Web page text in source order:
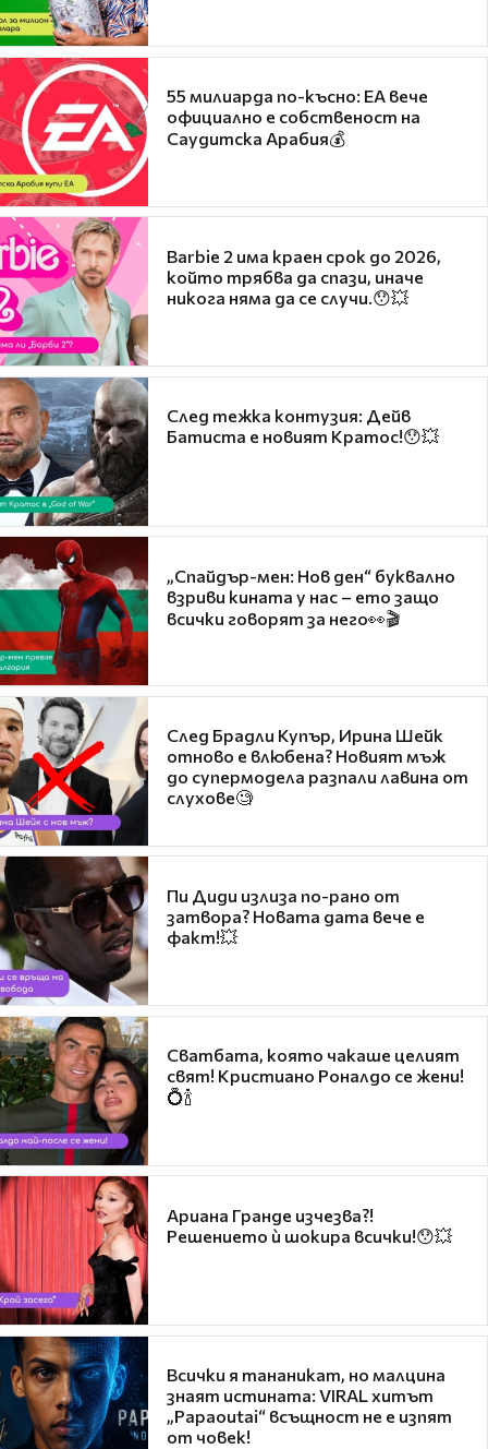
55 милиарда по-късно: EA вече
официално е собственост на
Саудитска Арабия💰
Barbie 2 има краен срок до 2026,
който трябва да спази, иначе
никога няма да се случи.😯💥
След тежка контузия: Дейв
Батиста е новият Кратос!😯💥
„Спайдър-мен: Нов ден“ буквално
взриви кината у нас – ето защо
всички говорят за него👀🎬
След Брадли Купър, Ирина Шейк
отново е влюбена? Новият мъж
до супермодела разпали лавина от
слухове🧐
Пи Диди излиза по-рано от
затвора? Новата дата вече е
факт!💥
Сватбата, която чакаше целият
свят! Кристиано Роналдо се жени!
💍🍾
Ариана Гранде изчезва?!
Решението ѝ шокира всички!😯💥
Всички я тананикат, но малцина
знаят истината: VIRAL хитът
„Papaoutai“ всъщност не е изпят
от човек!